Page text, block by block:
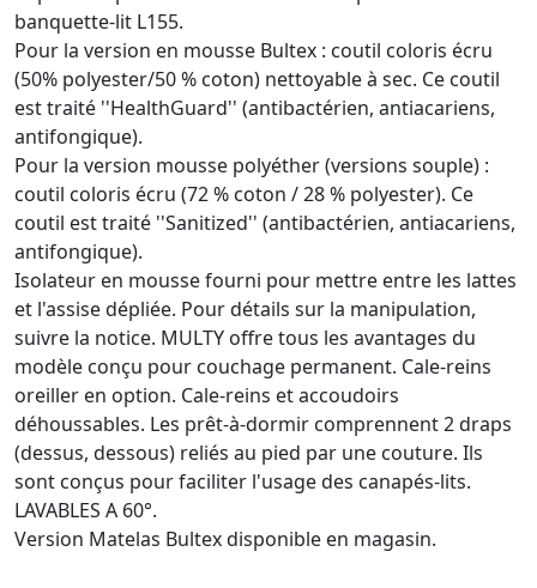
banquette-lit L155.
Pour la version en mousse Bultex : coutil coloris écru
(50% polyester/50 % coton) nettoyable à sec. Ce coutil
est traité ''HealthGuard'' (antibactérien, antiacariens,
antifongique).
Pour la version mousse polyéther (versions souple) :
coutil coloris écru (72 % coton / 28 % polyester). Ce
coutil est traité ''Sanitized'' (antibactérien, antiacariens,
antifongique).
Isolateur en mousse fourni pour mettre entre les lattes
et l'assise dépliée. Pour détails sur la manipulation,
suivre la notice. MULTY offre tous les avantages du
modèle conçu pour couchage permanent. Cale-reins
oreiller en option. Cale-reins et accoudoirs
déhoussables. Les prêt-à-dormir comprennent 2 draps
(dessus, dessous) reliés au pied par une couture. Ils
sont conçus pour faciliter l'usage des canapés-lits.
LAVABLES A 60°.
Version Matelas Bultex disponible en magasin.